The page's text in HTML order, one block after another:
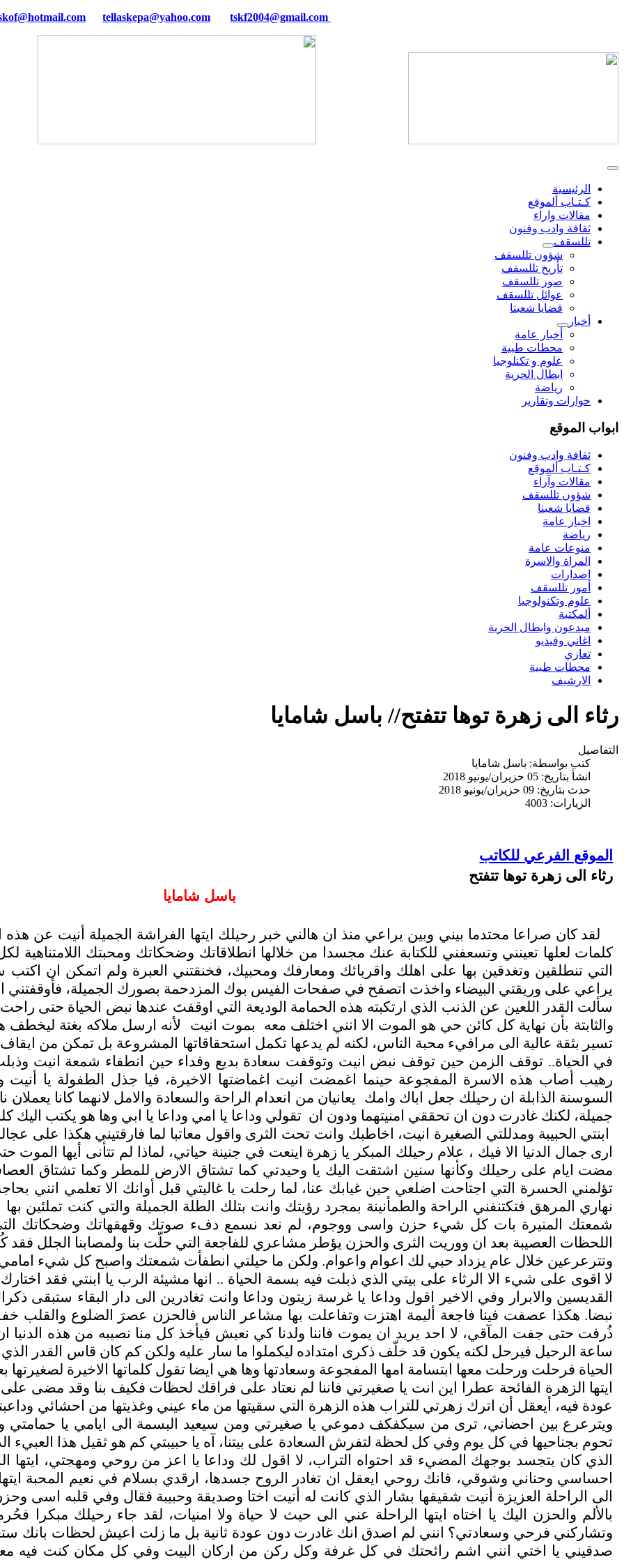
tellaskepa@yahoo.com tskf2004@gmail.com
الرئيسية
كـتـاب ألموقع
مقالات واراء
ثقافة وادب وفنون
تللسقف
شؤون تللسقف
تأريخ تللسقف
صور تللسقف
عوائل تللسقف
قضايا شعبنا
أخبار
أخبار عامة
محطات طبية
علوم و تکنلوجیا
ابطال الحرية
رياضة
حوارات وتقارير
ابواب الموقع
ثقافة وادب وفنون
كـتـاب ألموقع
مقالات وآراء
شؤون تللسقف
قضايا شعبنا
اخبار عامة
رياضة
منوعات عامة
المراة والاسرة
اصدارات
أمور تللسقف
علوم وتكنولوجيا
ألمكتبة
مبدعون وابطال الحرية
اغاني وفيديو
تعازي
محطات طبية
الارشيف
رثاء الى زهرة توها تتفتح// باسل شامايا
التفاصيل
كتب بواسطة: باسل شامايا
انشأ بتاريخ: 05 حزيران/يونيو 2018
حدث بتاريخ: 09 حزيران/يونيو 2018
الزيارات: 4003
الموقع الفرعي للكاتب
رثاء الى زهرة توها تتفتح
باسل شامايا
لقد كان صراعا محتدما بيني وبين يراعي منذ ان هالني خبر رحيلك ايتها الفراشة الجميلة أنيت عن
كلمات لعلها تعينني وتسعفني للكتابة عنك مجسدا من خلالها انطلاقاتك وضحكاتك ومحبتك اللامتناهية
التي تنطلقين وتغدقين بها على اهلك واقربائك ومعارفك ومحبيك، فخنقتني العبرة ولم اتمكن ان
يراعي على وريقتي البيضاء واخذت اتصفح في صفحات الفيس بوك المزدحمة بصورك الجميلة، فأوقفتني
سألت القدر اللعين عن الذنب الذي ارتكبته هذه الحمامة الوديعة التي اوقفتَ عندها نبض الحياة حتى راحت
والثابتة بأن نهاية كل كائن حي هو الموت الا انني اختلف معه
بموت انيت
لأنه ارسل ملاكه بغتة ليخطف
تسير بثقة عالية الى مرافيء محبة الناس، لكنه لم يدعها تكمل استحقاقاتها المشروعة بل تمكن من ايقاف
في الحياة.. توقف الزمن حين توقف نبض انيت وتوقفت سعادة بديع وفداء حين انطفاء شمعة انيت
رهيب أصاب هذه الاسرة المفجوعة حينما اغمضت انيت اغماضتها الاخيرة، فيا جذل الطفولة يا أنيت
السوسنة الذابلة ان رحيلك جعل اباك وامك
يعانيان من انعدام الراحة والسعادة والامل لانهما كانا
جميلة، لكنك غادرت دون ان تحققي امنيتهما ودون ان تقولي وداعا يا امي وداعا يا ابي وها هو يكتب اليك
ابنتي الحبيبة ومدللتي الصغيرة انيت، اخاطبك وانت تحت الثرى واقول معاتبا لما فارقتيني هكذا على
ارى جمال الدنيا الا فيك ، علام رحيلك المبكر يا زهرة اينعت في جنينة حياتي، لماذا لم تتأنى أيها
مضت ايام على رحيلك وكأنها سنين اشتقت اليك يا وحيدتي كما تشتاق الارض للمطر وكما تشتاق
تؤلمني الحسرة التي اجتاحت اضلعي حين غيابك عنا، لما رحلت يا غاليتي قبل أوانك الا تعلمي انني
نهاري المرهق فتكتنفني الراحة والطمأنينة بمجرد رؤيتك وانت بتلك الطلة الجميلة والتي كنت تملئين
شمعتك المنيرة بات كل شيء حزن واسى ووجوم، لم نعد نسمع دفء صوتك وقهقهاتك وضحكاتك التي
اللحظات العصيبة بعد ان ووريت الثرى والحزن يؤطر مشاعري للفاجعة التي حلّت بنا ولمصابنا الجلل
وتترعرعين خلال عام يزداد حبي لك اعوام واعوام. ولكن ما حيلتي انطفأت شمعتك واصبح كل شيء امامي
لا اقوى على شيء الا الرثاء على بيتي الذي ذبلت فيه بسمة الحياة .. انها مشيئة الرب يا ابنتي فقد
القديسين والابرار وفي الاخير اقول وداعا يا غرسة زيتون وداعا وانت تغادرين الى دار البقاء
نبضا. هكذا عصفت فينا فاجعة أليمة اهتزت وتفاعلت بها مشاعر الناس فالحزن عصرَ الضلوع والقلب
ذُرفت حتى جفت المآقي، لا احد يريد ان يموت فاننا ولدنا كي نعيش فيأخذ كل منا نصيبه من هذه
ساعة الرحيل فيرحل لكنه يكون قد خلّف ذكرى امتداده ليكملوا ما سار عليه ولكن كم كان قاس القدر الذي
الحياة فرحلت ورحلت معها ابتسامة امها المفجوعة وسعادتها وها هي ايضا تقول كلماتها الاخيرة لصغيرتها
ايتها الزهرة الفائحة عطرا اين انت يا صغيرتي فاننا لم نعتاد على فراقك لحظات فكيف بنا وقد مضى على
عودة فيه، أيعقل أن اترك زهرتي للتراب هذه الزهرة التي سقيتها من ماء عيني وغذيتها من احشائي
ويترعرع بين احضاني، ترى من سيكفكف دموعي يا صغيرتي ومن سيعيد البسمة الى ايامي يا حمامتي
تحوم بجناحيها في كل يوم وفي كل لحظة لتفرش السعادة على بيتنا، آه يا حبيبتي كم هو ثقيل هذا العبيء
الذي كان يتجسد بوجهك المضيء قد احتواه التراب، لا اقول لك وداعا يا اعز من روحي ومهجتي، ايتها
احساسي وحناني وشوقي، فانك روحي ايعقل ان تغادر الروح جسدها، ارقدي بسلام في نعيم المحبة ايتها
الى الراحلة العزيزة أنيت شقيقها بشار الذي كانت له أنيت اختا وصديقة وحبيبة فقال وفي قلبه اسى
بالألم والحزن اليك يا اختاه ايتها الراحلة عني الى حيث لا حياة ولا امنيات، لقد جاء رحيلك
وتشاركني فرحي وسعادتي؟ انني لم اصدق انك غادرت دون عودة ثانية بل ما زلت اعيش لحظات بانك
صدقيني يا اختي انني اشم رائحتك في كل غرفة وكل ركن من اركان البيت وفي كل مكان كنت فيه